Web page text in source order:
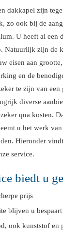
dakkapel zijn
zo ook bij de
U heeft al een
Natuurlijk zijn de
eisen aan grootte,
en de
te zijn van een
diverse
qua kosten.
u het werk
Hieronder
service.
biedt u
prijs
blijven u bespaart
ook kunststof en